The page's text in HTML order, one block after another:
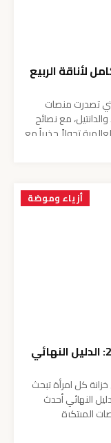
دليلك الكامل لأناقة الربيع
تشكيلة أحدث موديلات جيبات 2026 التي تصدرت منصات
مع نصائح
تحولاً جذرياً مع
أزياء وموضة
أحدث موديلات سكيرتات واسعة 2026: الدليل النهائي
كل امرأة تبحث
النهائي أحدث
على القصات المبتكرة
مختلف المناسبات.